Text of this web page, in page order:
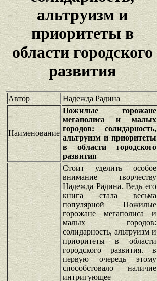
альтруизм и
приоритеты в
области городского
развития
Автор Надежда Радина
Наименование
Пожилые горожане
мегаполиса и малых
городов: солидарность,
альтруизм и приоритеты
в области городского
развития
Стоит уделить особое
внимание творчеству
Надежда Радина. Ведь его
книга стала весьма
популярной Пожилые
горожане мегаполиса и
малых городов:
солидарность, альтруизм и
приоритеты в области
городского развития. в
первую очередь этому
способстовало наличие
интригующее